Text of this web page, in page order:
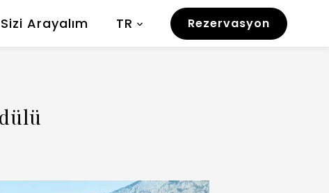
Sizi Arayalım TR Rezervasyon